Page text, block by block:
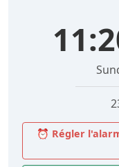
⏰ Régler